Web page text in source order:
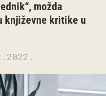
možda
književne kritike u